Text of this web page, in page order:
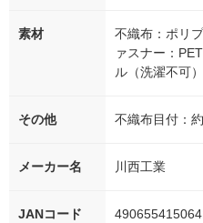
素材
不織布：ポリ
ァスナー：
ル（洗濯不可）
その他 不織布目付：
メーカー名 川西工業
JANコード